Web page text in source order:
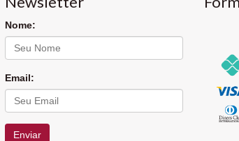
Nome:
Email:
Enviar